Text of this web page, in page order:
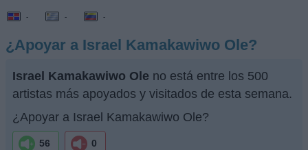
- - -
¿Apoyar a Israel Kamakawiwo Ole?
Israel Kamakawiwo Ole no está entre los 500
artistas más apoyados y visitados de esta semana.
¿Apoyar a Israel Kamakawiwo Ole?
56 0